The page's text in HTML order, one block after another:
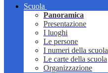
Scuola
Panoramica
Presentazione
I luoghi
Le persone
I numeri della scuola
Le carte della scuola
Organizzazione